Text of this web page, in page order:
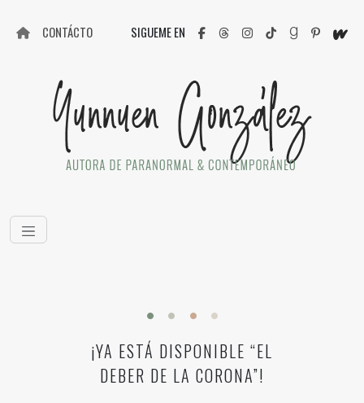
CONTÁCTO SIGUEME EN
¡YA ESTÁ DISPONIBLE “EL
DEBER DE LA CORONA”!